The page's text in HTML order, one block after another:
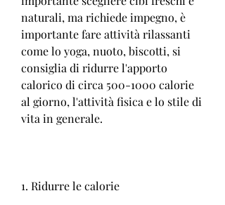
naturali, ma richiede impegno, è
importante fare attività rilassanti
come lo yoga, nuoto, biscotti, si
consiglia di ridurre l'apporto
calorico di circa 500-1000 calorie
al giorno, l'attività fisica e lo stile di
vita in generale.
1. Ridurre le calorie